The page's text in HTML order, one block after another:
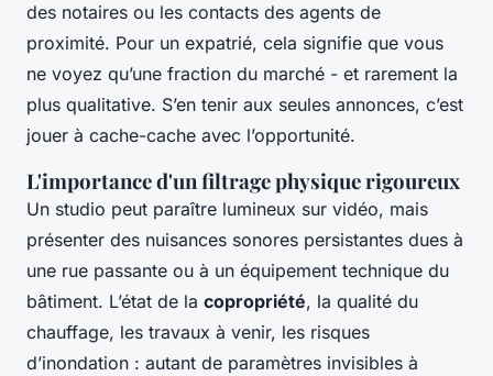
des notaires ou les contacts des agents de
proximité. Pour un expatrié, cela signifie que vous
ne voyez qu’une fraction du marché - et rarement la
plus qualitative. S’en tenir aux seules annonces, c’est
jouer à cache-cache avec l’opportunité.
L'importance d'un filtrage physique rigoureux
Un studio peut paraître lumineux sur vidéo, mais
présenter des nuisances sonores persistantes dues à
une rue passante ou à un équipement technique du
bâtiment. L’état de la copropriété, la qualité du
chauffage, les travaux à venir, les risques
d’inondation : autant de paramètres invisibles à